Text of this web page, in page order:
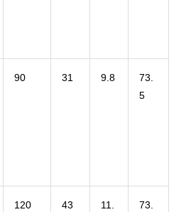
90 31 9.8
73.
5
120 43
11.
73.